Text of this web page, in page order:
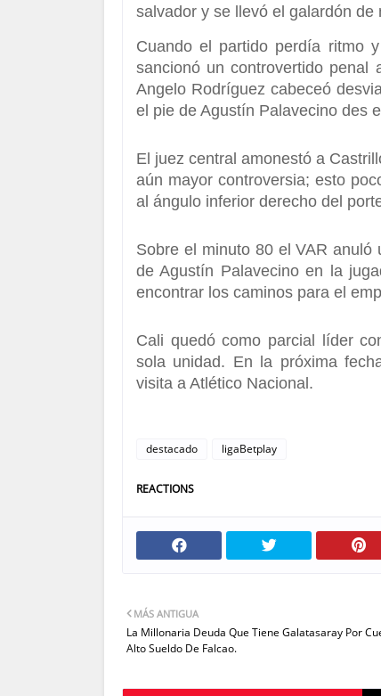
salvador y se llevó el galardón de
Cuando el partido perdía ritmo
sancionó un controvertido penal
Angelo Rodríguez cabeceó
el pie de Agustín Palavecino des
El juez central amonestó a
aún mayor controversia; esto
al ángulo inferior derecho del
Sobre el minuto 80 el VAR
de Agustín Palavecino en la
encontrar los caminos para el
Cali quedó como parcial líder
sola unidad. En la próxima
visita a Atlético Nacional.
destacado ligaBetplay
REACTIONS
MÁS ANTIGUA
La Millonaria Deuda Que Tiene Galatasaray Por
Alto Sueldo De Falcao.